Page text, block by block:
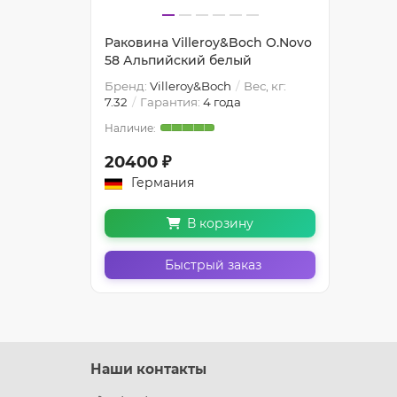
Раковина Villeroy&Boch O.Novo
58 Альпийский белый
Бренд: Villeroy&Boch
Вес, кг:
7.32
Гарантия: 4 года
20400 ₽
Германия
В корзину
Быстрый заказ
Наши контакты